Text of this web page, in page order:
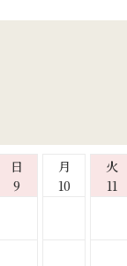
日
9
月
10
火
11